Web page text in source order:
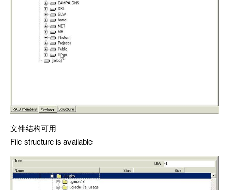
文件结构可用
File structure is available